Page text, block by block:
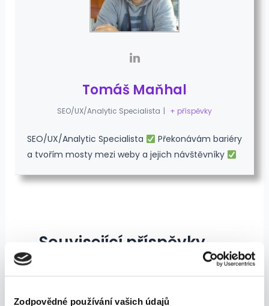
Zodpovědné používání vašich údajů
Tomáš Maňhal
SEO/UX/Analytic Specialista | + příspěvky
SEO/UX/Analytic Specialista
Překonávám bariéry
a tvořím mosty mezi weby a jejich návštěvníky
Související příspěvky
pro byznys, která už je tady